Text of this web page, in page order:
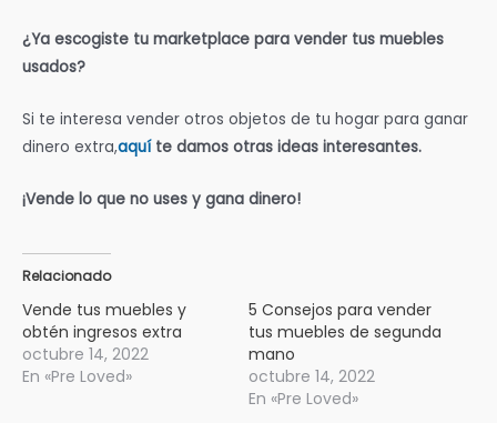
¿Ya escogiste tu marketplace para vender tus muebles
usados?
Si te interesa vender otros objetos de tu hogar para ganar
dinero extra,aquíte damos otras ideas interesantes.
¡Vende lo que no uses y gana dinero!
Relacionado
Vende tus muebles y
obtén ingresos extra
octubre 14, 2022
En «Pre Loved»
5 Consejos para vender
tus muebles de segunda
mano
octubre 14, 2022
En «Pre Loved»